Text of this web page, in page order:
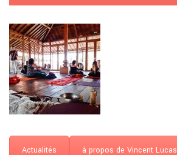
Actualités à propos de Vincent Lucas